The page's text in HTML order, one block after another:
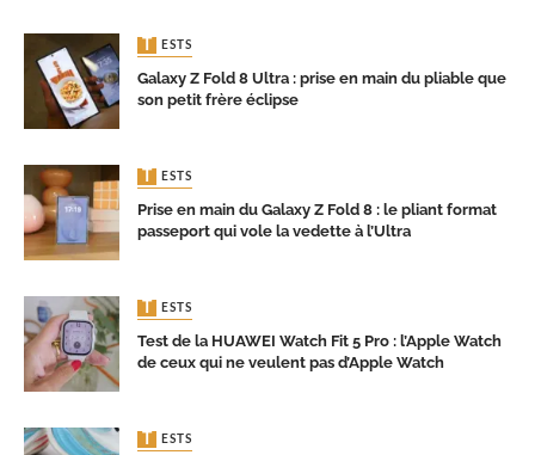
TESTS
Galaxy Z Fold 8 Ultra : prise en main du pliable que
son petit frère éclipse
TESTS
Prise en main du Galaxy Z Fold 8 : le pliant format
passeport qui vole la vedette à l’Ultra
TESTS
Test de la HUAWEI Watch Fit 5 Pro : l’Apple Watch
de ceux qui ne veulent pas d’Apple Watch
TESTS